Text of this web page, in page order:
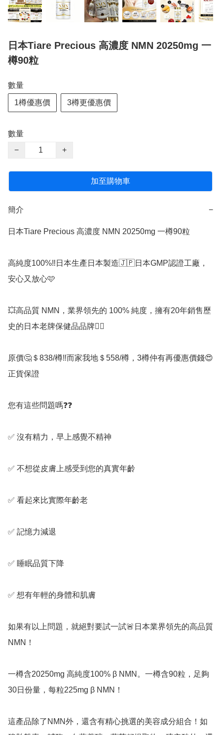
日本Tiare Precious 高濃度 NMN 20250mg 一
樽90粒
數量
1樽優惠價 3樽更優惠價
數量
−
+
加至購物車
簡介 −
日本Tiare Precious 高濃度 NMN 20250mg 一樽90粒
高純度100%‼️日本生產日本製造🇯🇵日本GMP認證工廠，
安心又放心🩷
💥高品質 NMN，業界領先的 100% 純度，擁有20年銷售歷
史的日本老牌保健品品牌👍🏻
原價🤔＄838/樽‼️而家我地＄558/樽，3樽仲有再優惠價錢😍
正貨保證
您有這些問題嗎❓️❓️
✅️ 沒有精力，早上感覺不精神
✅️ 不想從皮膚上感受到您的真實年齡
✅️ 看起來比實際年齡老
✅️ 記憶力減退
✅️ 睡眠品質下降
✅️ 想有年輕的身體和肌膚
如果有以上問題，就絕對要試一試🚨日本業界領先的高品質
NMN！
一樽含20250mg 高純度100% β NMN。一樽含90粒，足夠
30日份量，每粒225mg β NMN！
這產品除了NMN外，還含有精心挑選的美容成分組合！如